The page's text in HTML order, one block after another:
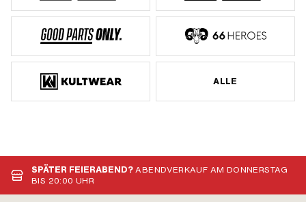
ALLE
SPÄTER FEIERABEND?ABENDVERKAUF AM DONNERSTAG
BIS 20:00 UHR